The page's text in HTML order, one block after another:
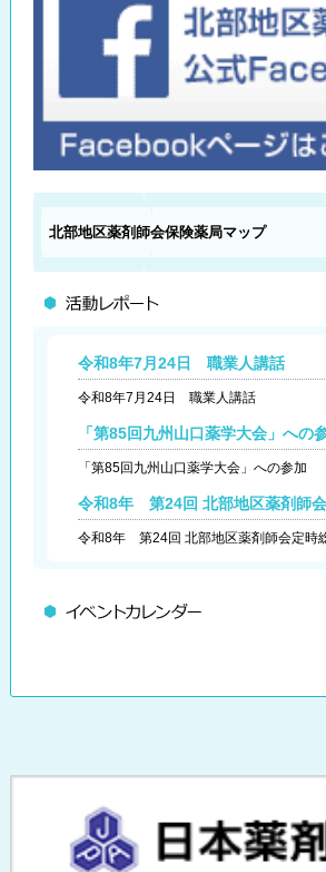
北部地区薬剤師会保険薬局マップ
令和8年7月24日 職業人講話
令和8年7月24日 職業人講話
「第85回九州山口薬学大会」への
「第85回九州山口薬学大会」への参加
令和8年 第24回 北部地区薬剤師
令和8年 第24回 北部地区薬剤師会定時